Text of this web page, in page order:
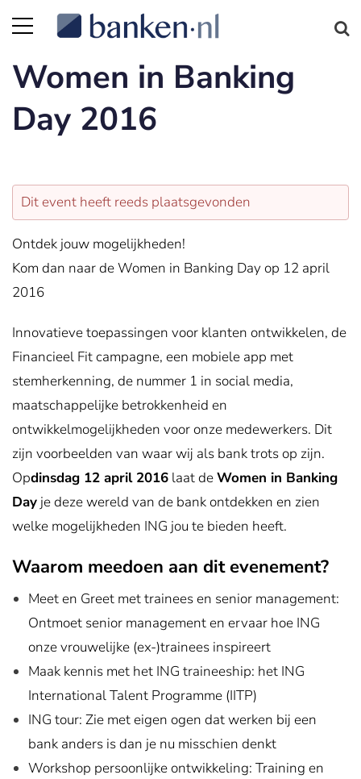
Women in Banking
Day 2016
Dit event heeft reeds plaatsgevonden
Ontdek jouw mogelijkheden!
Kom dan naar de Women in Banking Day op 12 april
2016
Innovatieve toepassingen voor klanten ontwikkelen, de
Financieel Fit campagne, een mobiele app met
stemherkenning, de nummer 1 in social media,
maatschappelijke betrokkenheid en
ontwikkelmogelijkheden voor onze medewerkers. Dit
zijn voorbeelden van waar wij als bank trots op zijn.
Opdinsdag 12 april 2016 laat deWomen in Banking
Day je deze wereld van de bank ontdekken en zien
welke mogelijkheden ING jou te bieden heeft.
Waarom meedoen aan dit evenement?
Meet en Greet met trainees en senior management:
Ontmoet senior management en ervaar hoe ING
onze vrouwelijke (ex-)trainees inspireert
Maak kennis met het ING traineeship: het ING
International Talent Programme (IITP)
ING tour: Zie met eigen ogen dat werken bij een
bank anders is dan je nu misschien denkt
Workshop persoonlijke ontwikkeling: Training en